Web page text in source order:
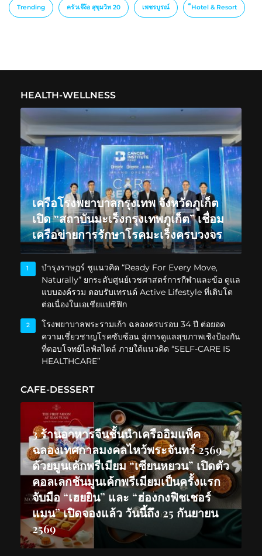
Trending ครัวเจ๊ง้อ สุขุมวิท 20 เพชรบูรณ์ ็Hotel & Resort
HEALTH-WELLNESS
เครือโรงพยาบาลกรุงเทพ จังหวัดภูเก็ต
เปิด “สถาบันมะเร็งกรุงเทพภูเก็ต” เชื่อม
เครือข่ายการรักษาโรคมะเร็งครบวงจร
1
บำรุงราษฎร์ ชูแนวคิด “Ready For Every Move,
Naturally” ยกระดับศูนย์เวชศาสตร์การกีฬาและข้อ ดูแล
แบบองค์รวม ตอบรับเทรนด์ Active Lifestyle ที่เติบโต
ต่อเนื่องในเอเชียแปซิฟิก
2
โรงพยาบาลพระรามเก้า ฉลองครบรอบ 34 ปี ต่อยอด
ความเชี่ยวชาญโรคซับซ้อน สู่การดูแลสุขภาพเชิงป้องกัน
ที่ตอบโจทย์ไลฟ์สไตล์ ภายใต้แนวคิด “SELF-CARE IS
HEALTHCARE”
CAFE-DESSERT
3 ร้านอาหารจีนชั้นนำเครืออิมแพ็ค
ฉลองเทศกาลมงคลไหว้พระจันทร์ 2569
ด้วยมูนเค้กพรีเมียม “เซียนหยวน” เปิดตัว
คอลเลกชันมูนเค้กพรีเมียมเป็นครั้งแรก
จับมือ “เฮยยิน” และ “ฮ่องกงฟิชเชอร์
แมน” เปิดจองแล้ว วันนี้ถึง 25 กันยายน
2569